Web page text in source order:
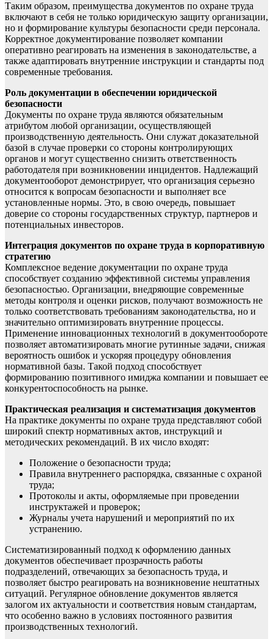
Таким образом, преимущества документов по охране труда
включают в себя не только юридическую защиту организации,
но и формирование культуры безопасности среди персонала.
Корректное документирование позволяет компании
оперативно реагировать на изменения в законодательстве, а
также адаптировать внутренние инструкции и стандарты под
современные требования.
Роль документации в обеспечении юридической
безопасности
Документы по охране труда являются обязательным
атрибутом любой организации, осуществляющей
производственную деятельность. Они служат доказательной
базой в случае проверки со стороны контролирующих
органов и могут существенно снизить ответственность
работодателя при возникновении инцидентов. Надлежащий
документооборот демонстрирует, что организация серьезно
относится к вопросам безопасности и выполняет все
установленные нормы. Это, в свою очередь, повышает
доверие со стороны государственных структур, партнеров и
потенциальных инвесторов.
Интеграция документов по охране труда в корпоративную
стратегию
Комплексное ведение документации по охране труда
способствует созданию эффективной системы управления
безопасностью. Организации, внедряющие современные
методы контроля и оценки рисков, получают возможность не
только соответствовать требованиям законодательства, но и
значительно оптимизировать внутренние процессы.
Применение инновационных технологий в документообороте
позволяет автоматизировать многие рутинные задачи, снижая
вероятность ошибок и ускоряя процедуру обновления
нормативной базы. Такой подход способствует
формированию позитивного имиджа компании и повышает ее
конкурентоспособность на рынке.
Практическая реализация и систематизация документов
На практике документы по охране труда представляют собой
широкий спектр нормативных актов, инструкций и
методических рекомендаций. В их число входят:
Положение о безопасности труда;
Правила внутреннего распорядка, связанные с охраной
труда;
Протоколы и акты, оформляемые при проведении
инструктажей и проверок;
Журналы учета нарушений и мероприятий по их
устранению.
Систематизированный подход к оформлению данных
документов обеспечивает прозрачность работы
подразделений, отвечающих за безопасность труда, и
позволяет быстро реагировать на возникновение нештатных
ситуаций. Регулярное обновление документов является
залогом их актуальности и соответствия новым стандартам,
что особенно важно в условиях постоянного развития
производственных технологий.